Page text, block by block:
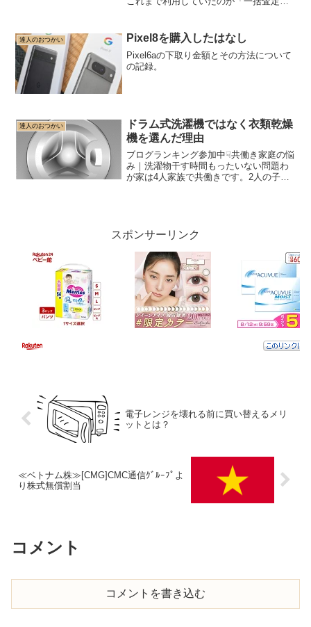
なイメージがありますね。しかし、実際
は一括査定のボタンをクリ...
達人のおつかい Pixel8を購入したはなし
Pixel6aの下取り金額とその方法について
の記録。
達人のおつかい
ドラム式洗濯機ではなく衣類乾燥
機を選んだ理由
ブログランキング参加中☟共働き家庭の悩
み｜洗濯物干す時間もったいない問題わ
が家は4人家族で共働きです。2人の子ど
スポンサーリンク
電子レンジを壊れる前に買い替えるメリ
ットとは？
≪ベトナム株≫[CMG]CMC通信ｸﾞﾙｰﾌﾟよ
り株式無償割当
コメント
コメントを書き込む